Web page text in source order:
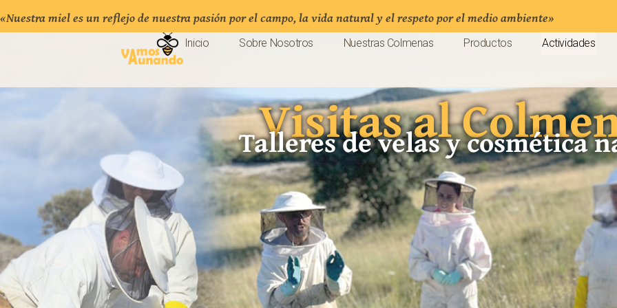
«Nuestra miel es un reflejo de nuestra pasión por el campo, la vida natural y el respeto por el medio ambiente»
Inicio Sobre Nosotros Nuestras Colmenas Productos Actividades
Inicio Sobre Nosotros Nuestras Colmenas Productos Actividades
Visitas al
Talleres de velas y cosmética